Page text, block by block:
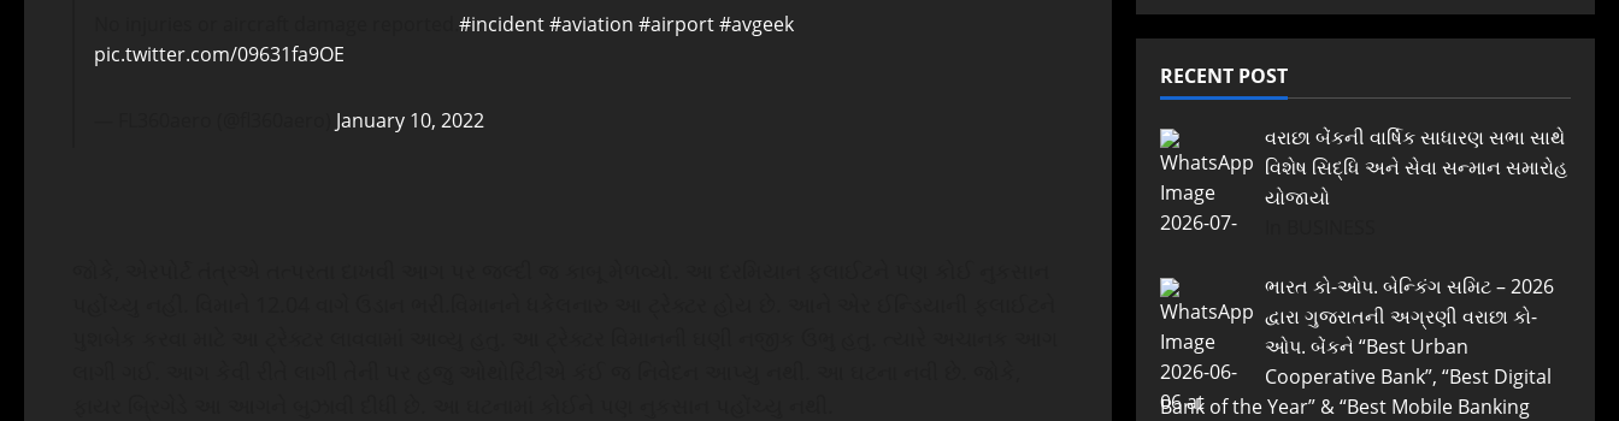
No injuries or aircraft damage reported.#incident#aviation #airport#avgeek
pic.twitter.com/09631fa9OE
January 10, 2022
RECENT POST
વરાછા બેંકની વાર્ષિક સાધારણ સભા સાથે
વિશેષ સિદ્ધિ અને સેવા સન્માન સમારોહ
યોજાયો
ભારત કો-ઓપ. બેન્કિંગ સમિટ – 2026
દ્વારા ગુજરાતની અગ્રણી વરાછા કો-
ઓપ. બેંકને “Best Urban
Cooperative Bank”, “Best Digital
Bank of the Year” & “Best Mobile Banking